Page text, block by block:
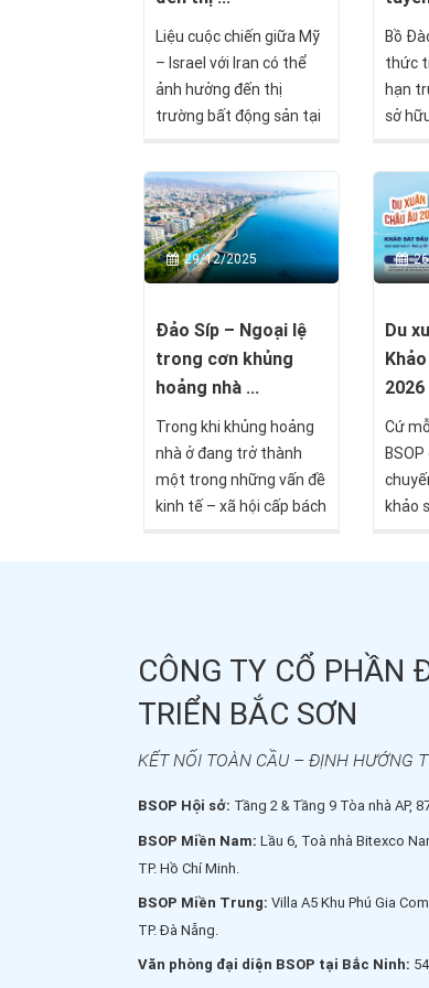
Liệu cuộc chiến giữa Mỹ
– Israel với Iran có thể
ảnh hưởng đến thị
trường bất động sản tại
thì theo cách nào?
Bồ
thức
hạn
sở
quan
trình
và
tục di
29/12/2025
Đảo Síp – Ngoại lệ
trong cơn khủng
hoảng nhà ...
Trong khi khủng hoảng
nhà ở đang trở thành
một trong những vấn đề
kinh tế – xã hội cấp bách
Eurostat cho thấy quốc
đảo Địa Trung Hải này
đang đi ngược xu hướng
phí thấp, giá cả ổn định
trong dài hạn và mức
hàng đầu Liên minh
châu Âu (EU).
Du
2026
Cứ
khảo
Đây
hiểu
và
CÔNG TY CỔ PHẦN
TRIỂN BẮC SƠN
KẾT NỐI TOÀN CẦU – ĐỊNH HƯỚNG
BSOP Hội sở: Tầng 2 & Tầng 9 Tòa nhà AP,
BSOP Miền Nam: Lầu 6, Toà nhà Bitexco
TP. Hồ Chí Minh.
BSOP Miền Trung: Villa A5 Khu Phú Gia
TP. Đà Nẵng.
Văn phòng đại diện BSOP tại Bắc Ninh: